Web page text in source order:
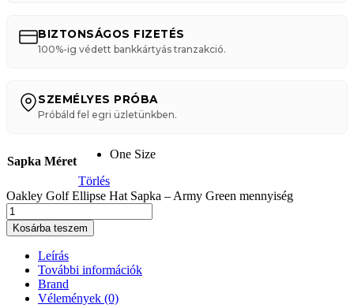
BIZTONSÁGOS FIZETÉS
100%-ig védett bankkártyás tranzakció.
SZEMÉLYES PRÓBA
Próbáld fel egri üzletünkben.
Sapka Méret
One Size
Törlés
Oakley Golf Ellipse Hat Sapka – Army Green mennyiség
Kosárba teszem
Leírás
További információk
Brand
Vélemények (0)